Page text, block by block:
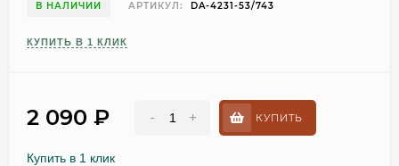
В НАЛИЧИИ АРТИКУЛ: DA-4231-53/743
КУПИТЬ В 1 КЛИК
2 090 - + КУПИТЬ
Купить в 1 клик